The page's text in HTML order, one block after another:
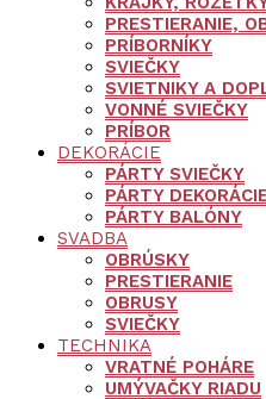
PRESTIERANIE,
PRÍBORNÍKY
SVIEČKY
SVIETNIKY A
VONNÉ SVIEČKY
PRÍBOR
DEKORÁCIE
PÁRTY SVIEČKY
PÁRTY
PÁRTY BALÓNY
SVADBA
OBRÚSKY
PRESTIERANIE
OBRUSY
SVIEČKY
TECHNIKA
VRATNÉ POHÁRE
UMÝVAČKY RIADU